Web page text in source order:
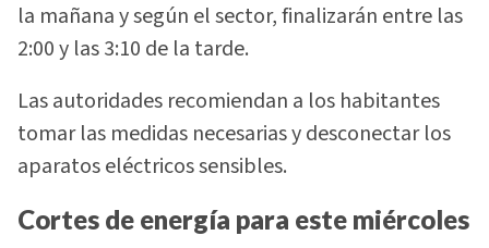
la mañana y según el sector, finalizarán entre las
2:00 y las 3:10 de la tarde.
Las autoridades recomiendan a los habitantes
tomar las medidas necesarias y desconectar los
aparatos eléctricos sensibles.
Cortes de energía para este miércoles